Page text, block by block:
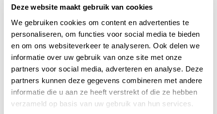
Deze website maakt gebruik van cookies
We gebruiken cookies om content en advertenties te
personaliseren, om functies voor social media te bieden
en om ons websiteverkeer te analyseren. Ook delen we
informatie over uw gebruik van onze site met onze
partners voor social media, adverteren en analyse. Deze
partners kunnen deze gegevens combineren met andere
informatie die u aan ze heeft verstrekt of die ze hebben
verzameld op basis van uw gebruik van hun services.
Sundarbans zijn buitengewoon slecht toegankelijk en
vogels kijken gebeurt hier dan ook vanaf een bootje.
Alle moeite om hier te komen wordt echter snel
beloond als de eerste rosse ijsvogel in zicht komt.
Vogelspotters komen hier verder vooral voor de
zeldzame bruinvleugelijsvogel, witbandzeearend of een
Javaanse maraboe.